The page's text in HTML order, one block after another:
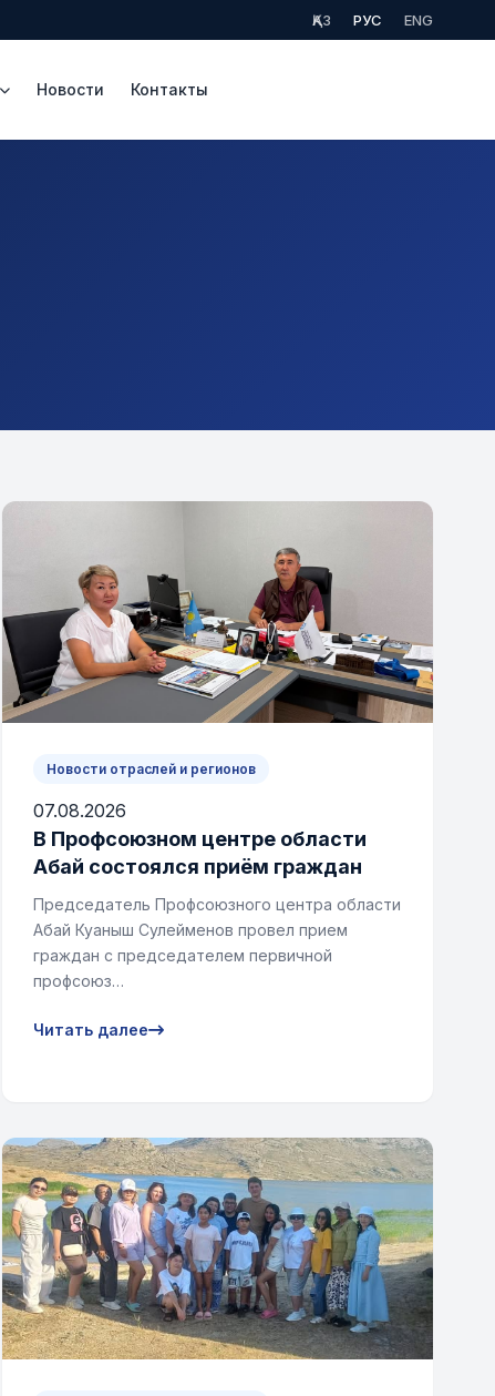
ҚАЗ РУС ENG
Новости Контакты
Новости отраслей и регионов
07.08.2026
В Профсоюзном центре области
Абай состоялся приём граждан
Председатель Профсоюзного центра области
Абай Куаныш Сулейменов провел прием
граждан с председателем первичной
профсоюз…
Читать далее